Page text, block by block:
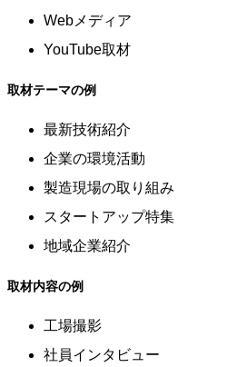
Webメディア
YouTube取材
取材テーマの例
最新技術紹介
企業の環境活動
製造現場の取り組み
スタートアップ特集
地域企業紹介
取材内容の例
工場撮影
社員インタビュー